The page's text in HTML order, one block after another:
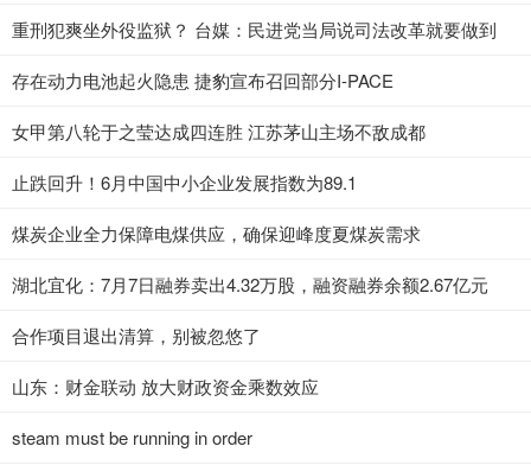
重刑犯爽坐外役监狱？ 台媒：民进党当局说司法改革就要做到
存在动力电池起火隐患 捷豹宣布召回部分I-PACE
女甲第八轮于之莹达成四连胜 江苏茅山主场不敌成都
止跌回升！6月中国中小企业发展指数为89.1
煤炭企业全力保障电煤供应，确保迎峰度夏煤炭需求
湖北宜化：7月7日融券卖出4.32万股，融资融券余额2.67亿元
合作项目退出清算，别被忽悠了
山东：财金联动 放大财政资金乘数效应
steam must be running in order